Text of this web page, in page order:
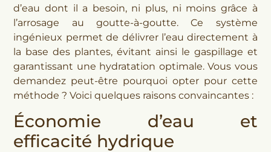
d’eau dont il a besoin, ni plus, ni moins grâce à
l’arrosage au goutte-à-goutte. Ce système
ingénieux permet de délivrer l’eau directement à
la base des plantes, évitant ainsi le gaspillage et
garantissant une hydratation optimale. Vous vous
demandez peut-être pourquoi opter pour cette
méthode ? Voici quelques raisons convaincantes :
Économie d’eau et
efficacité hydrique